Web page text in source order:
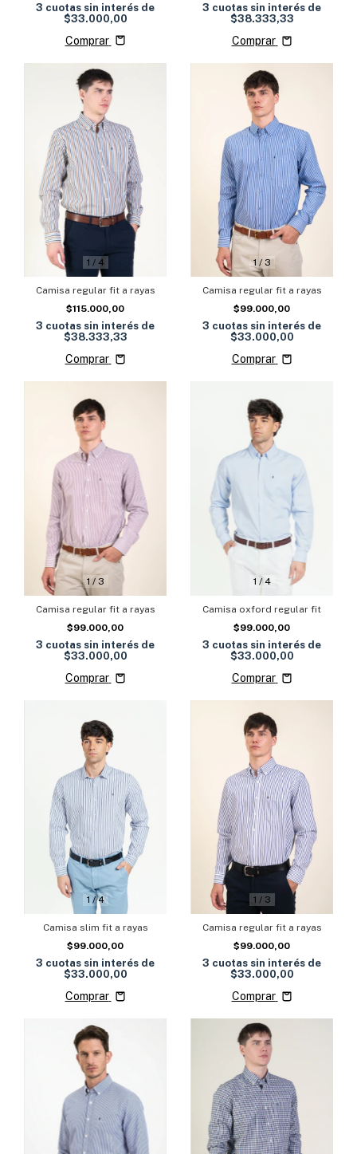
3 cuotas sin interés de
$33.000,00
Comprar
3 cuotas sin interés de
$38.333,33
Comprar
1 / 4
Camisa regular fit a rayas
$115.000,00
3 cuotas sin interés de
$38.333,33
Comprar
1 / 3
Camisa regular fit a rayas
$99.000,00
3 cuotas sin interés de
$33.000,00
Comprar
1/ 3
Camisa regular fit a rayas
$99.000,00
3 cuotas sin interés de
$33.000,00
Comprar
1 / 4
Camisa oxford regular fit
$99.000,00
3 cuotas sin interés de
$33.000,00
Comprar
1 /4
Camisa slim fit a rayas
$99.000,00
3 cuotas sin interés de
$33.000,00
Comprar
1 / 3
Camisa regular fit a rayas
$99.000,00
3 cuotas sin interés de
$33.000,00
Comprar